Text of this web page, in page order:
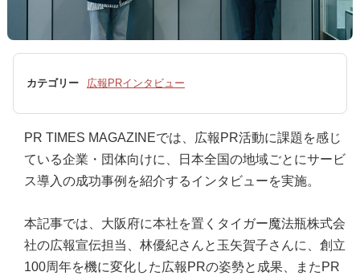
カテゴリー 広報PRインタビュー
PR TIMES MAGAZINEでは、広報PR活動に課題を感じ
ている企業・団体向けに、日本全国の地域ごとにサービ
ス導入の成功事例を紹介するインタビューを実施。
本記事では、大阪府に本社を置くタイガー魔法瓶株式会
社の広報宣伝担当、林優紀さんと玉矢賀子さんに、創立
100周年を機に変化した広報PRの姿勢と成果、またPR